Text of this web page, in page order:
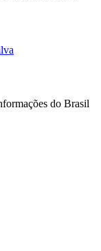
do Brasil